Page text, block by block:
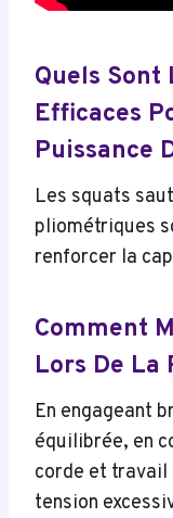
Quels Sont
Efficaces
Puissance
Les squats
pliométriques
renforcer la
Comment
Lors De La
En engageant
équilibrée, en
corde et
tension